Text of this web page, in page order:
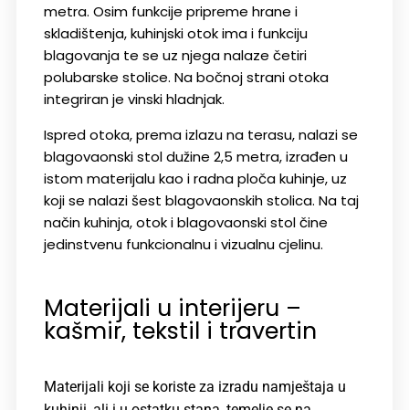
metra. Osim funkcije pripreme hrane i
skladištenja, kuhinjski otok ima i funkciju
blagovanja te se uz njega nalaze četiri
polubarske stolice. Na bočnoj strani otoka
integriran je vinski hladnjak.
Ispred otoka, prema izlazu na terasu, nalazi se
blagovaonski stol dužine 2,5 metra, izrađen u
istom materijalu kao i radna ploča kuhinje, uz
koji se nalazi šest blagovaonskih stolica. Na taj
način kuhinja, otok i blagovaonski stol čine
jedinstvenu funkcionalnu i vizualnu cjelinu.
Materijali u interijeru –
kašmir, tekstil i travertin
Materijali koji se koriste za izradu namještaja u